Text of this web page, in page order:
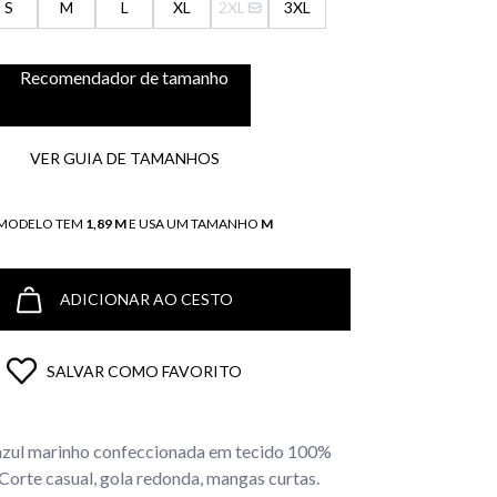
S M L XL 2XL 3XL
Recomendador de tamanho
VER GUIA DE TAMANHOS
TEM 1,89 ME USA UM TAMANHO M
ADICIONAR AO CESTO
SALVAR COMO FAVORITO
marinho confeccionada em tecido 100%
casual, gola redonda, mangas curtas.